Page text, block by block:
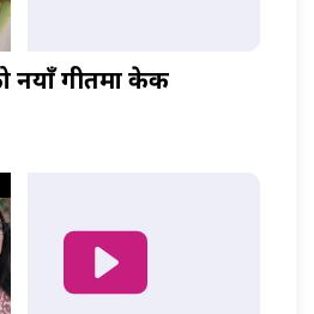
नयाँ गीतमा केकी